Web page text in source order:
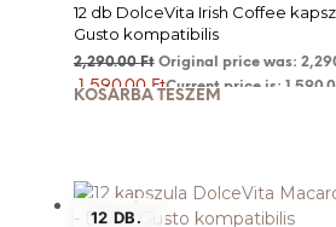
12 db DolceVita Irish Coffee
Gusto kompatibilis
2,290.00Ft Original price was:
1,590.00FtCurrent price is:
KOSÁRBA TESZEM
12 DB.